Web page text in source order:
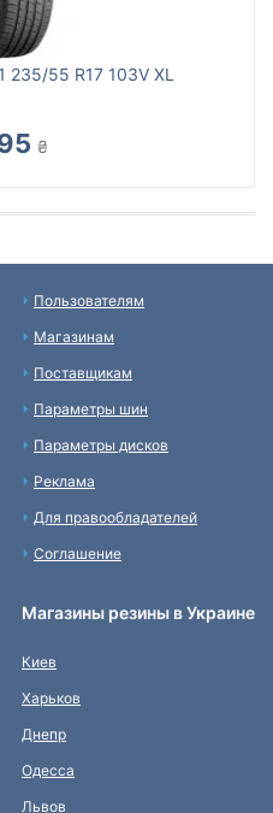
235/55 R17 103V XL
₴
Пользователям
Магазинам
Поставщикам
Параметры шин
Параметры дисков
Реклама
Для правообладателей
Соглашение
Магазины резины в Украине
Киев
Харьков
Днепр
Одесса
Львов